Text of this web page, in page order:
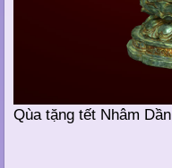
Qùa tặng tết Nhâm Dần